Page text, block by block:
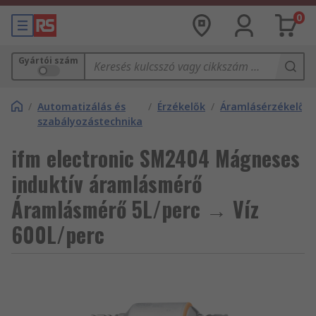
0
Gyártói szám
/ Automatizálás és
szabályozástechnika
/ Érzékelők / Áramlásérzékelők
ifm electronic SM2404 Mágneses
induktív áramlásmérő
Áramlásmérő 5L/perc → Víz
600L/perc